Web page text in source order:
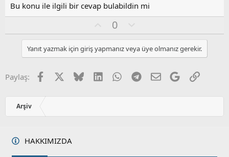
Bu konu ile ilgili bir cevap bulabildin mi
y
l
a
0
l
u
m
u
z
o
l
Yanıt yazmak için giriş yapmanız veya üye olmanız gerekir.
Paylaş: Facebook BlueskyLinkedInWhatsApp
Telegram
E-postaGoogleLink
Arşiv
HAKKIMIZDA